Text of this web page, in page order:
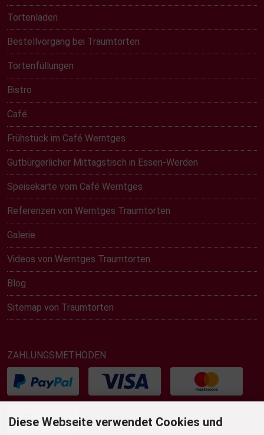
Tortenladen
Bestellvorgang bei Traumtorten
Tortenfüllungen
Bistro
Café
Frühstück im Café Werntges
Gutbürgerlicher Mittagstisch in Essen-Werden
Speisekarte vom Café Werntges
Referenzen von Werntges Traumtorten
Galerie
Videos von Werntges Traumtorten
Blog
Sitemap von Traumtorten
ZAHLUNGSMETHODEN
Diese Webseite verwendet Cookies und